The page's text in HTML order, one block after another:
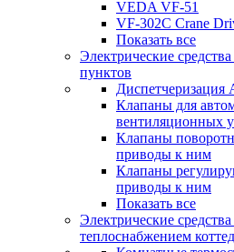
VEDA VF-51
VF-302C Crane
Показать все
Электрические
пунктов
Клапаны для
вентиляционных
Клапаны
приводы к ним
Клапаны
приводы к ним
Показать все
Электрические
теплоснабжением